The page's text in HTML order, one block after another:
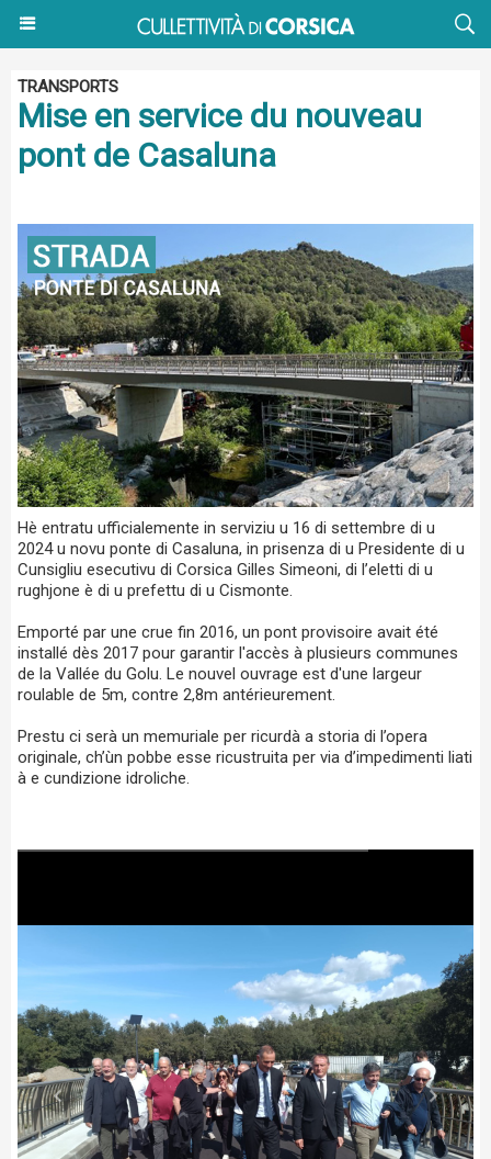
TRANSPORTS
Mise en service du nouveau
pont de Casaluna
Hè entratu ufficialemente in serviziu u 16 di settembre di u
2024 u novu ponte di Casaluna, in prisenza di u Presidente di u
Cunsigliu esecutivu di Corsica Gilles Simeoni, di l’eletti di u
rughjone è di u prefettu di u Cismonte.
Emporté par une crue fin 2016, un pont provisoire avait été
installé dès 2017 pour garantir l'accès à plusieurs communes
de la Vallée du Golu. Le nouvel ouvrage est d'une largeur
roulable de 5m, contre 2,8m antérieurement.
Prestu ci serà un memuriale per ricurdà a storia di l’opera
originale, ch’ùn pobbe esse ricustruita per via d’impedimenti liati
à e cundizione idroliche.